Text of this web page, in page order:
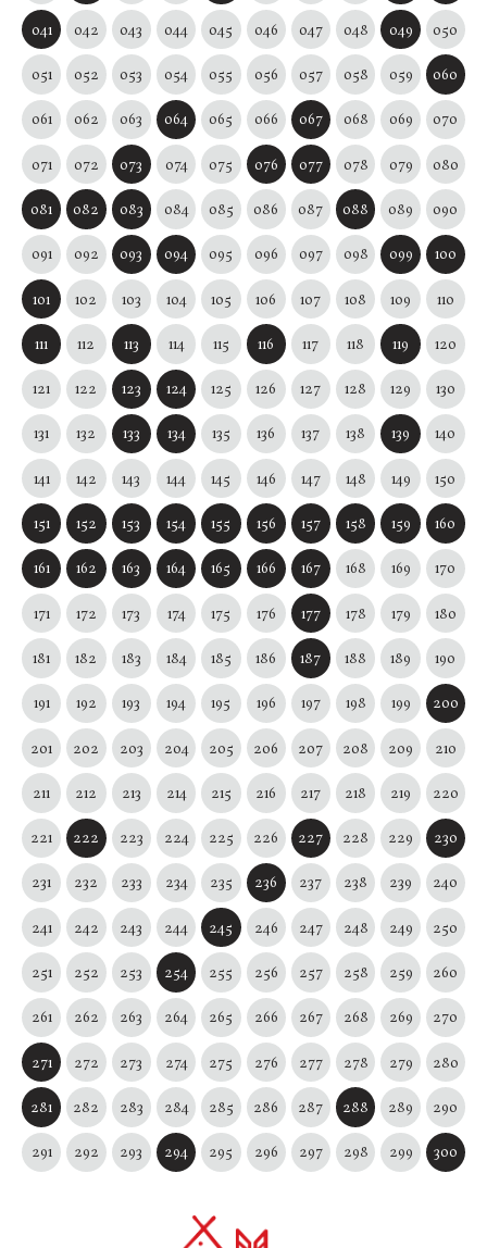
041 042 043 044 045 046 047 048 049 050
051 052 053 054 055 056 057 058 059 060
061 062 063 064 065 066 067 068 069 070
071 072 073 074 075 076 077 078 079 080
081 082 083 084 085 086 087 088 089 090
091 092 093 094 095 096 097 098 099 100
101 102 103 104 105 106 107 108 109 110
111 112 113 114 115 116 117 118 119 120
121 122 123 124 125 126 127 128 129 130
131 132 133 134 135 136 137 138 139 140
141 142 143 144 145 146 147 148 149 150
151 152 153 154 155 156 157 158 159 160
161 162 163 164 165 166 167 168 169 170
171 172 173 174 175 176 177 178 179 180
181 182 183 184 185 186 187 188 189 190
191 192 193 194 195 196 197 198 199 200
201 202 203 204 205 206 207 208 209 210
211 212 213 214 215 216 217 218 219 220
221 222 223 224 225 226 227 228 229 230
231 232 233 234 235 236 237 238 239 240
241 242 243 244 245 246 247 248 249 250
251 252 253 254 255 256 257 258 259 260
261 262 263 264 265 266 267 268 269 270
271 272 273 274 275 276 277 278 279 280
281 282 283 284 285 286 287 288 289 290
291 292 293 294 295 296 297 298 299 300